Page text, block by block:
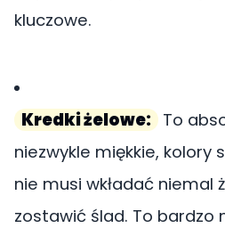
kluczowe.
Kredki żelowe: To
niezwykle miękkie, kolory
nie musi wkładać niemal
zostawić ślad. To bardzo